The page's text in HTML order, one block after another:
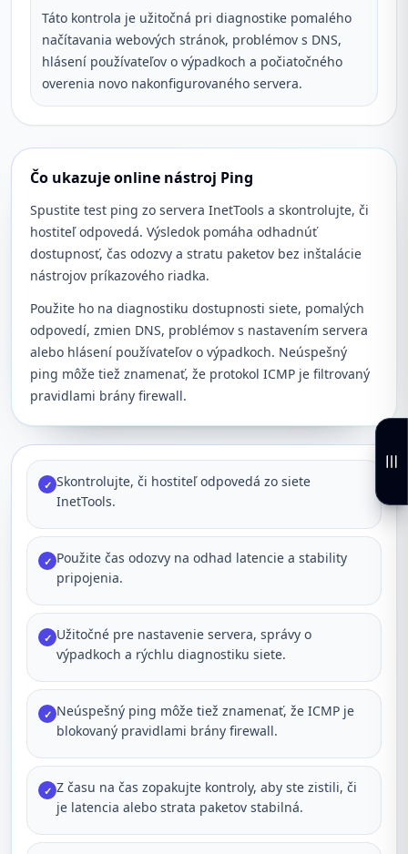
Táto kontrola je užitočná pri diagnostike pomalého
načítavania webových stránok, problémov s DNS,
hlásení používateľov o výpadkoch a počiatočného
overenia novo nakonfigurovaného servera.
Čo ukazuje online nástroj Ping
Spustite test ping zo servera InetTools a skontrolujte, či
hostiteľ odpovedá. Výsledok pomáha odhadnúť
dostupnosť, čas odozvy a stratu paketov bez inštalácie
nástrojov príkazového riadka.
Použite ho na diagnostiku dostupnosti siete, pomalých
odpovedí, zmien DNS, problémov s nastavením servera
alebo hlásení používateľov o výpadkoch. Neúspešný
ping môže tiež znamenať, že protokol ICMP je filtrovaný
pravidlami brány firewall.
✓ Skontrolujte, či hostiteľ odpovedá zo siete
InetTools.
✓ Použite čas odozvy na odhad latencie a stability
pripojenia.
✓ Užitočné pre nastavenie servera, správy o
výpadkoch a rýchlu diagnostiku siete.
✓ Neúspešný ping môže tiež znamenať, že ICMP je
blokovaný pravidlami brány firewall.
✓ Z času na čas zopakujte kontroly, aby ste zistili, či
je latencia alebo strata paketov stabilná.